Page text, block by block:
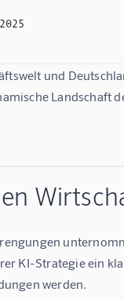
und
Landschaft
KI-Strategie ein
werden.